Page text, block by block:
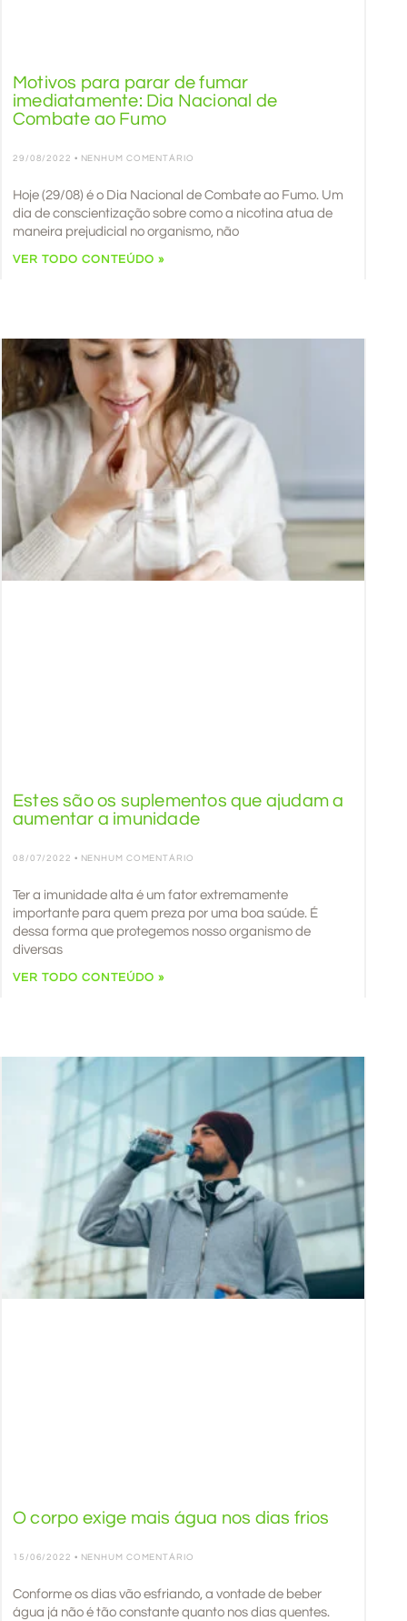
Motivos para parar de fumar
imediatamente: Dia Nacional de
Combate ao Fumo
29/08/2022 NENHUM COMENTÁRIO
Hoje (29/08) é o Dia Nacional de Combate ao Fumo. Um
dia de conscientização sobre como a nicotina atua de
maneira prejudicial no organismo, não
VER TODO CONTEÚDO »
Estes são os suplementos que ajudam a
aumentar a imunidade
08/07/2022 NENHUM COMENTÁRIO
Ter a imunidade alta é um fator extremamente
importante para quem preza por uma boa saúde. É
dessa forma que protegemos nosso organismo de
diversas
VER TODO CONTEÚDO »
O corpo exige mais água nos dias frios
15/06/2022 NENHUM COMENTÁRIO
Conforme os dias vão esfriando, a vontade de beber
água já não é tão constante quanto nos dias quentes.